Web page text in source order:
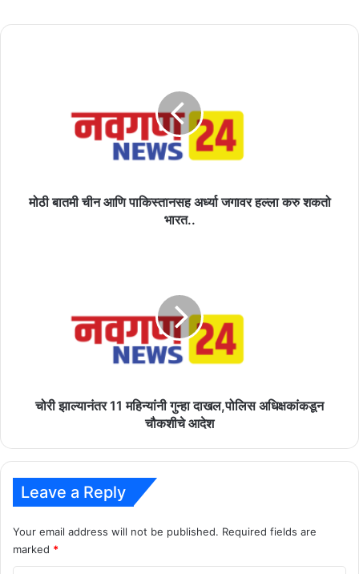
शकतोमोठी बातमी चीन आणि पाकिस्तानसह अर्ध्या जगावर हल्ला करु शकतो
भारत..
चोरी झाल्यानंतर 11 महिन्यांनी गुन्हा दाखल,पोलिस अधिक्षकांकडून
चौकशीचे आदेश
Leave a Reply
Your email address will not be published. Required fields are
marked *